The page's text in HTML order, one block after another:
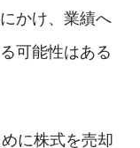
かけ、業績へ
可能性はある
に株式を売却